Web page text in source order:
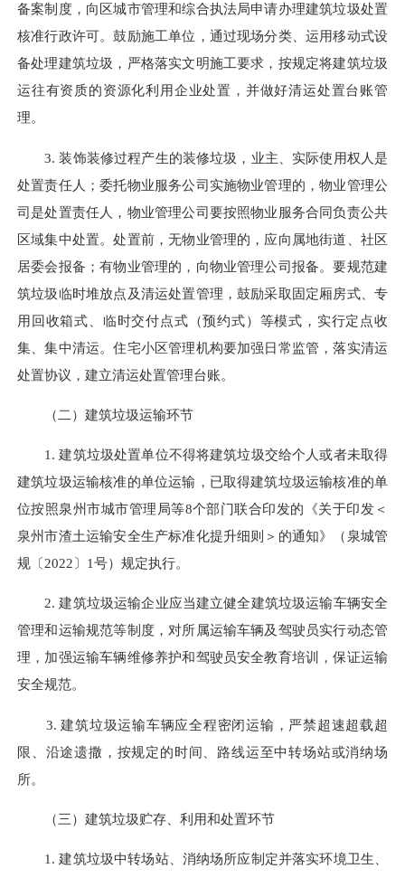
备案制度，向区城市管理和综合执法局申请办理建筑垃圾处置
核准行政许可。鼓励施工单位，通过现场分类、运用移动式设
备处理建筑垃圾，严格落实文明施工要求，按规定将建筑垃圾
运往有资质的资源化利用企业处置，并做好清运处置台账管
理。
3. 装饰装修过程产生的装修垃圾，业主、实际使用权人是
处置责任人；委托物业服务公司实施物业管理的，物业管理公
司是处置责任人，物业管理公司要按照物业服务合同负责公共
区域集中处置。处置前，无物业管理的，应向属地街道、社区
居委会报备；有物业管理的，向物业管理公司报备。要规范建
筑垃圾临时堆放点及清运处置管理，鼓励采取固定厢房式、专
用回收箱式、临时交付点式（预约式）等模式，实行定点收
集、集中清运。住宅小区管理机构要加强日常监管，落实清运
处置协议，建立清运处置管理台账。
（二）建筑垃圾运输环节
1. 建筑垃圾处置单位不得将建筑垃圾交给个人或者未取得
建筑垃圾运输核准的单位运输，已取得建筑垃圾运输核准的单
位按照泉州市城市管理局等8个部门联合印发的《关于印发＜
泉州市渣土运输安全生产标准化提升细则＞的通知》（泉城管
规〔2022〕1号）规定执行。
2. 建筑垃圾运输企业应当建立健全建筑垃圾运输车辆安全
管理和运输规范等制度，对所属运输车辆及驾驶员实行动态管
理，加强运输车辆维修养护和驾驶员安全教育培训，保证运输
安全规范。
3. 建筑垃圾运输车辆应全程密闭运输，严禁超速超载超
限、沿途遗撒，按规定的时间、路线运至中转场站或消纳场
所。
（三）建筑垃圾贮存、利用和处置环节
1. 建筑垃圾中转场站、消纳场所应制定并落实环境卫生、